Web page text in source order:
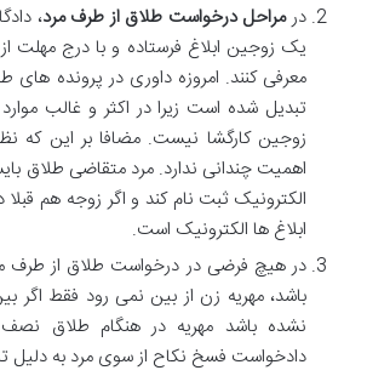
درمراحل درخواست طلاق از طرف مرد،
یک زوجین ابلاغ فرستاده و با درج مهلت
معرفی کنند. امروزه داوری در پرونده های
تبدیل شده است زیرا در اکثر و غالب
زوجین کارگشا نیست. مضافا بر این که
اهمیت چندانی ندارد. مرد متقاضی طلاق
الکترونیک ثبت نام کند و اگر زوجه هم قبلا
ابلاغ ها الکترونیک است.
در هیچ فرضی در درخواست طلاق از طرف
باشد، مهریه زن از بین نمی رود فقط اگر
نشده باشد مهریه در هنگام طلاق
دادخواست فسخ نکاح از سوی مرد به دلیل